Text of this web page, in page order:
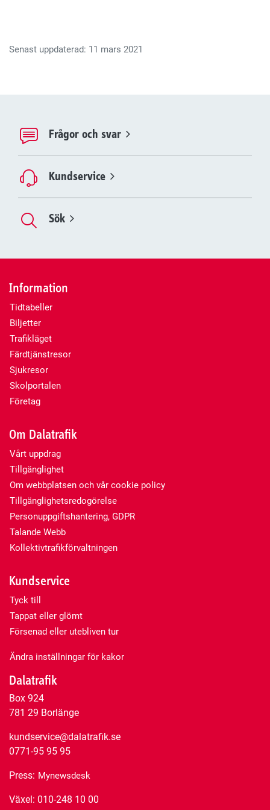
Senast uppdaterad: 11 mars 2021
Frågor och svar
Kundservice
Sök
Information
Tidtabeller
Biljetter
Trafikläget
Färdtjänstresor
Sjukresor
Skolportalen
Företag
Om Dalatrafik
Vårt uppdrag
Tillgänglighet
Om webbplatsen och vår cookie policy
Tillgänglighetsredogörelse
Personuppgiftshantering, GDPR
Talande Webb
Kollektivtrafikförvaltningen
Kundservice
Tyck till
Tappat eller glömt
Försenad eller utebliven tur
Ändra inställningar för kakor
Dalatrafik
Box 924
781 29 Borlänge
kundservice@dalatrafik.se
0771-95 95 95
Press: Mynewsdesk
Växel: 010-248 10 00